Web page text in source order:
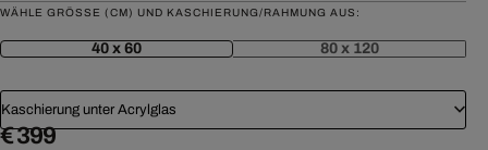
WÄHLE GRÖSSE (CM) UND KASCHIERUNG/RAHMUNG AUS:
40 x 60 80 x 120
Kaschierung unter Acrylglas
€ 399